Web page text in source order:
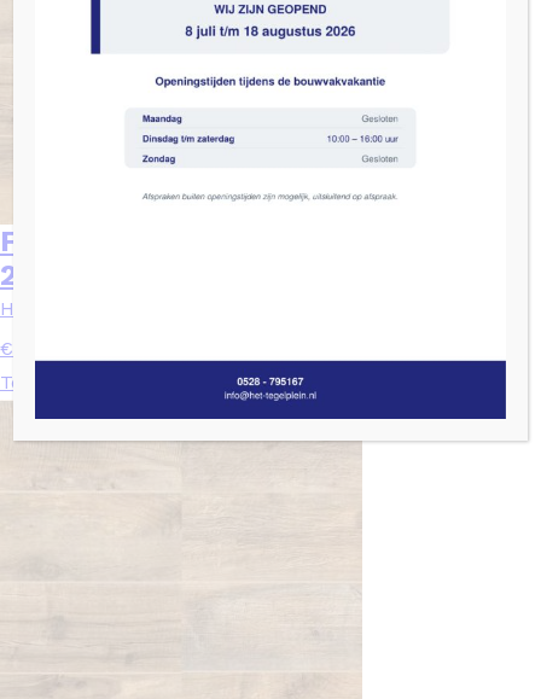
Flaviker DAKOTA Avana Bruin mat –
20×120
Houtlook
€
Toevoegen aan winkelwagen